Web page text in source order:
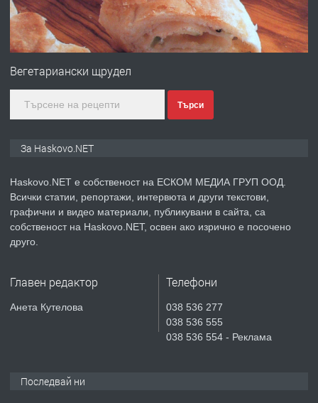
преди 5 дни
ПРЕДЛАГА
№4120 Магазин/Офис под наем в кв.
градската градина!
преди 6 дни
ПРЕДЛАГА
Продавам парцел в гр. Хасково кв.
СГЛОБЯВАНЕ НА МЕБЕЛИ.
Вегетариански щрудел
Търси
За Haskovo.NET
Haskovo.NET е собственост на ЕСКОМ МЕДИА ГРУП ООД.
Всички статии, репортажи, интервюта и други текстови,
графични и видео материали, публикувани в сайта, са
собственост на Haskovo.NET, освен ако изрично е посочено
друго.
Главен редактор
Анета Кутелова
Телефони
038 536 277
038 536 555
038 536 554 - Реклама
Последвай ни